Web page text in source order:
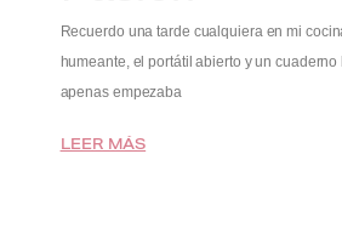
Recuerdo una tarde cualquiera en mi
humeante, el portátil abierto y un
apenas empezaba
LEER MÁS